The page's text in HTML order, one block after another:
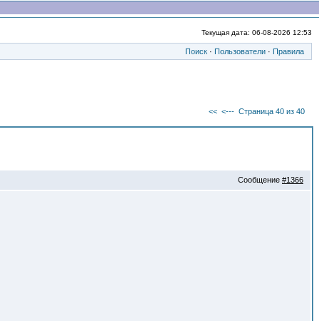
Текущая дата: 06-08-2026 12:53
Поиск · Пользователи · Правила
<< <--- Страница 40 из 40
Сообщение #1366